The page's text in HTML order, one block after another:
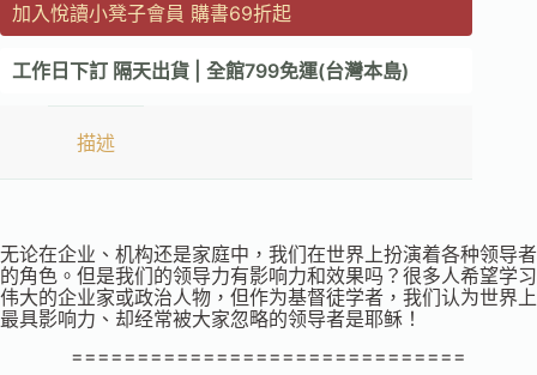
加入悅讀小凳子會員 購書69折起
工作日下訂 隔天出貨 | 全館799免運(台灣本島)
描述
无论在企业、机构还是家庭中，我们在世界上扮演着各种领导者
的角色。但是我们的领导力有影响力和效果吗？很多人希望学习
伟大的企业家或政治人物，但作为基督徒学者，我们认为世界上
最具影响力、却经常被大家忽略的领导者是耶稣！
==============================